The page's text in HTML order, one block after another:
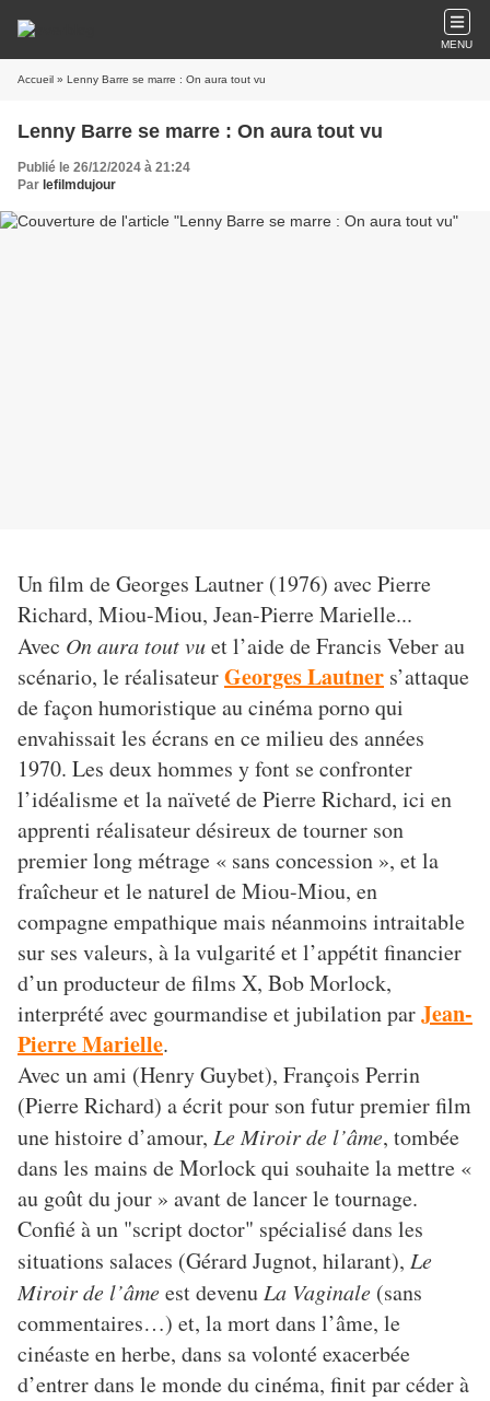
MENU
Accueil » Lenny Barre se marre : On aura tout vu
Lenny Barre se marre : On aura tout vu
Publié le 26/12/2024 à 21:24
Par lefilmdujour
Un film de Georges Lautner (1976) avec Pierre
Richard, Miou-Miou, Jean-Pierre Marielle...
Avec On aura tout vuet l’aide de Francis Veber au
scénario, le réalisateurGeorges Lautner s’attaque
de façon humoristique au cinéma porno qui
envahissait les écrans en ce milieu des années
1970. Les deux hommes y font se confronter
l’idéalisme et la naïveté de Pierre Richard, ici en
apprenti réalisateur désireux de tourner son
premier long métrage « sans concession », et la
fraîcheur et le naturel de Miou-Miou, en
compagne empathique mais néanmoins intraitable
sur ses valeurs, à la vulgarité et l’appétit financier
d’un producteur de films X, Bob Morlock,
interprété avec gourmandise et jubilation parJean-
Pierre Marielle.
Avec un ami (Henry Guybet), François Perrin
(Pierre Richard) a écrit pour son futur premier film
une histoire d’amour, Le Miroir de l’âme, tombée
dans les mains de Morlock qui souhaite la mettre «
au goût du jour » avant de lancer le tournage.
Confié à un "script doctor" spécialisé dans les
situations salaces (Gérard Jugnot, hilarant), Le
Miroir de l’âmeest devenu La Vaginale (sans
commentaires…) et, la mort dans l’âme, le
cinéaste en herbe, dans sa volonté exacerbée
d’entrer dans le monde du cinéma, finit par céder à